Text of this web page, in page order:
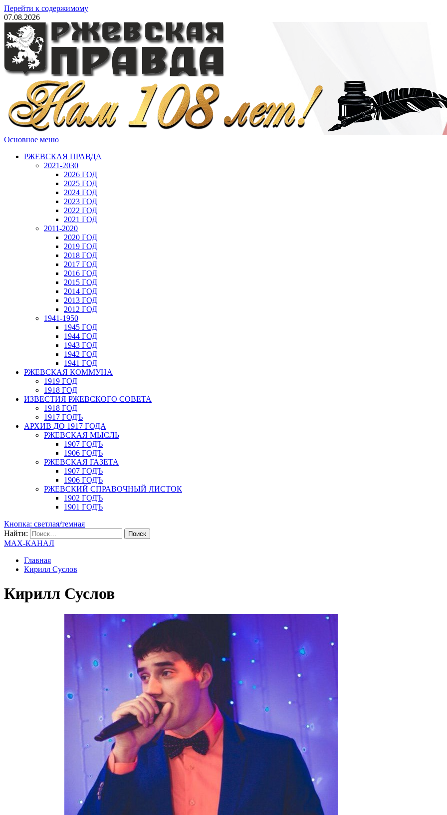
Перейти к содержимому
07.08.2026
Основное меню
РЖЕВСКАЯ ПРАВДА
2021-2030
2026 ГОД
2025 ГОД
2024 ГОД
2023 ГОД
2022 ГОД
2021 ГОД
2011-2020
2020 ГОД
2019 ГОД
2018 ГОД
2017 ГОД
2016 ГОД
2015 ГОД
2014 ГОД
2013 ГОД
2012 ГОД
1941-1950
1945 ГОД
1944 ГОД
1943 ГОД
1942 ГОД
1941 ГОД
РЖЕВСКАЯ КОММУНА
1919 ГОД
1918 ГОД
ИЗВЕСТИЯ РЖЕВСКОГО СОВЕТА
1918 ГОД
1917 ГОДЪ
АРХИВ ДО 1917 ГОДА
РЖЕВСКАЯ МЫСЛЬ
1907 ГОДЪ
1906 ГОДЪ
РЖЕВСКАЯ ГАЗЕТА
1907 ГОДЪ
1906 ГОДЪ
РЖЕВСКИЙ СПРАВОЧНЫЙ ЛИСТОК
1902 ГОДЪ
1901 ГОДЪ
Кнопка: светлая/темная
Найти:
MAX-КАНАЛ
Главная
Кирилл Суслов
Кирилл Суслов